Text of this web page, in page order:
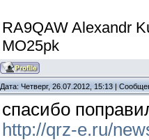
RA9QAW Alexandr
MO25pk
Дата: Четверг, 26.07.2012, 15:13 |
спасибо
http://qrz-e.ru/